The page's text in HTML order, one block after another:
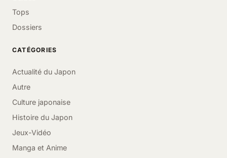
Tops
Dossiers
CATÉGORIES
Actualité du Japon
Autre
Culture japonaise
Histoire du Japon
Jeux-Vidéo
Manga et Anime